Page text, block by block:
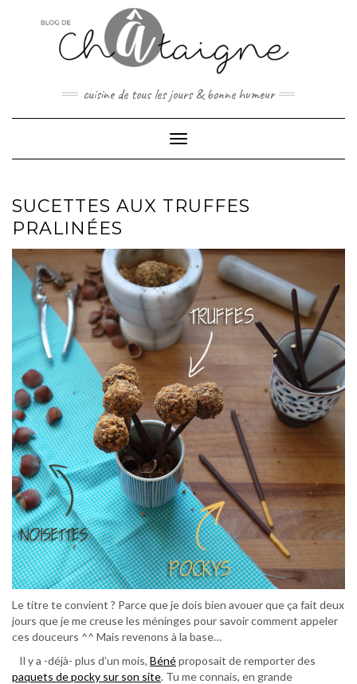
cuisine de tous les jours & bonne humeur
Toggle Navigation
SUCETTES AUX TRUFFES
PRALINÉES
Le titre te convient ? Parce que je dois bien avouer que ça fait deux
jours que je me creuse les méninges pour savoir comment appeler
ces douceurs ^^ Mais revenons à la base…
Il y a -déjà- plus d’un mois, Bénéproposait de remporter des
paquets de pocky sur son site. Tu me connais, en grande